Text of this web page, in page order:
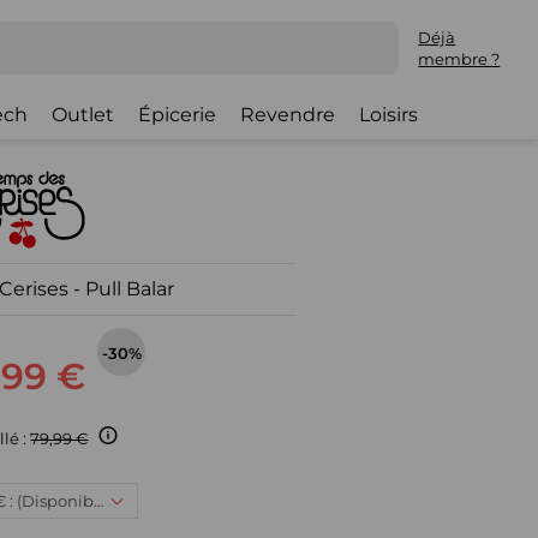
Déjà
membre ?
Outlet Épicerie Revendre Loisirs
- Pull Balar
€
-30%
:79,99 €
2XL, 55,99 € : (Disponible)